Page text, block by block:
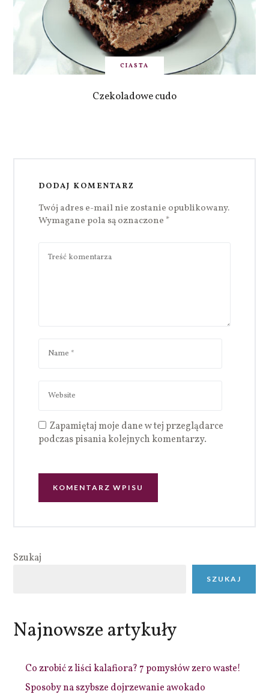
CIASTA
Czekoladowe cudo
DODAJ KOMENTARZ
Twój adres e-mail nie zostanie opublikowany.
Wymagane pola są oznaczone *
Zapamiętaj moje dane w tej przeglądarce
podczas pisania kolejnych komentarzy.
Szukaj
SZUKAJ
Najnowsze artykuły
Co zrobić z liści kalafiora? 7 pomysłów zero waste!
Sposoby na szybsze dojrzewanie awokado